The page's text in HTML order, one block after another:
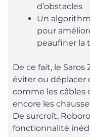
d’obstacles
Un
pour
peaufiner la
De ce fait, le
éviter ou déplacer
comme les câbles
encore les
De surcroît,
fonctionnalité